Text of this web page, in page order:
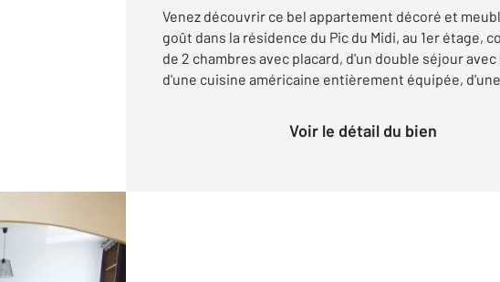
Venez découvrir ce bel appartement décoré et
goût dans la résidence du Pic du Midi, au 1er étage,
de 2 chambres avec placard, d'un double séjour avec
d'une cuisine américaine entièrement équipée,
Voir le détail du bien